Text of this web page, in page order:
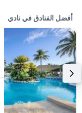
أفضل الفنادق في نادي